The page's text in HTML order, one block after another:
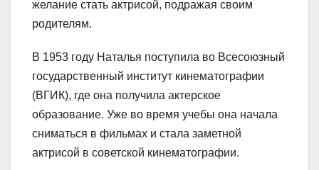
желание стать актрисой, подражая своим
родителям.
В 1953 году Наталья поступила во Всесоюзный
государственный институт кинематографии
(ВГИК), где она получила актерское
образование. Уже во время учебы она начала
сниматься в фильмах и стала заметной
актрисой в советской кинематографии.